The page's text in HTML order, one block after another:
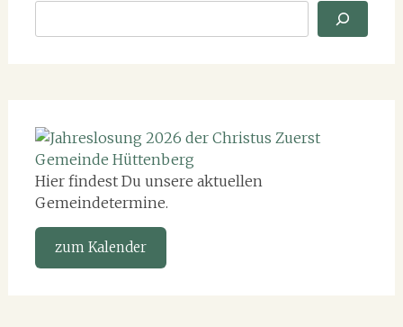
Hier findest Du unsere aktuellen
Gemeindetermine.
zum Kalender